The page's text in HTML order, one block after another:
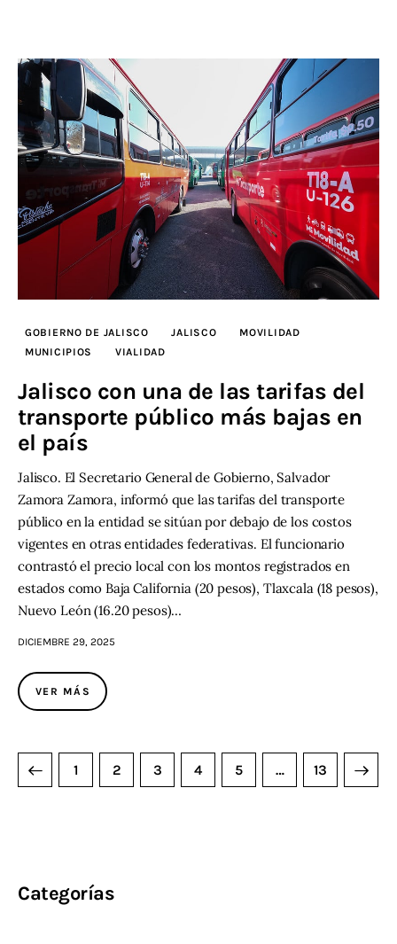
GOBIERNO DE JALISCO JALISCO
MOVILIDAD
MUNICIPIOS
VIALIDAD
Jalisco con una de las tarifas del
transporte público más bajas en
el país
Jalisco. El Secretario General de Gobierno, Salvador
Zamora Zamora, informó que las tarifas del transporte
público en la entidad se sitúan por debajo de los costos
vigentes en otras entidades federativas. El funcionario
contrastó el precio local con los montos registrados en
estados como Baja California (20 pesos), Tlaxcala (18 pesos),
Nuevo León (16.20 pesos)…
DICIEMBRE 29, 2025
VER MÁS
1 2 3 4 5 … 13
>
Categorías